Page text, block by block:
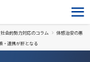
会的勢力対応のコラム
体感治安の悪
・連携が肝となる